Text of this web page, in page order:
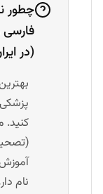
چطور
فارسی
(در
نام